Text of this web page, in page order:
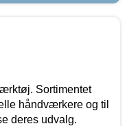
Sortimentet
håndværkere og til
deres udvalg.